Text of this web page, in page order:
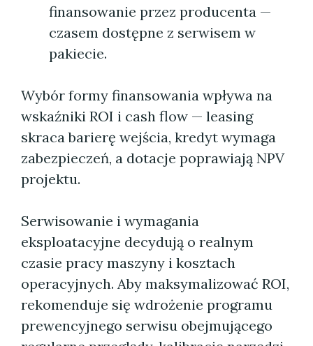
finansowanie przez producenta —
czasem dostępne z serwisem w
pakiecie.
Wybór formy finansowania wpływa na
wskaźniki ROI i cash flow — leasing
skraca barierę wejścia, kredyt wymaga
zabezpieczeń, a dotacje poprawiają NPV
projektu.
Serwisowanie i wymagania
eksploatacyjne decydują o realnym
czasie pracy maszyny i kosztach
operacyjnych. Aby maksymalizować ROI,
rekomenduje się wdrożenie programu
prewencyjnego serwisu obejmującego